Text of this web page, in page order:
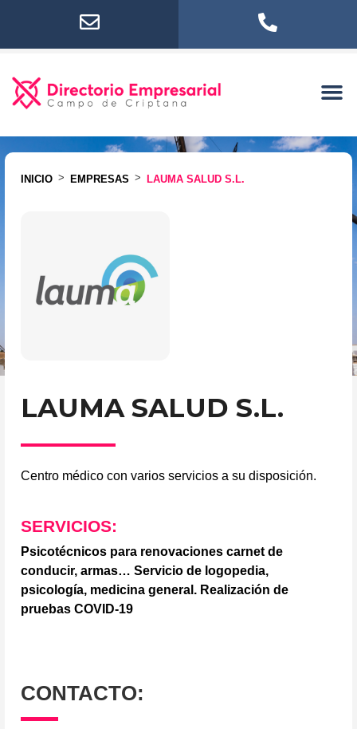
INICIO > EMPRESAS > LAUMA SALUD S.L.
LAUMA SALUD S.L.
Centro médico con varios servicios a su disposición.
SERVICIOS:
Psicotécnicos para renovaciones carnet de
conducir, armas… Servicio de logopedia,
psicología, medicina general. Realización de
pruebas COVID-19
CONTACTO: